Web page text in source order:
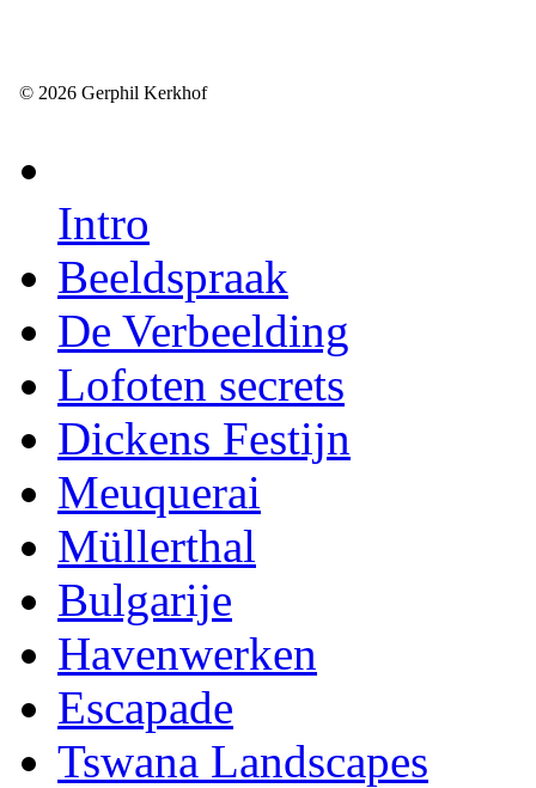
© 2026 Gerphil Kerkhof
Intro
Beeldspraak
De Verbeelding
Lofoten secrets
Dickens Festijn
Meuquerai
Müllerthal
Bulgarije
Havenwerken
Escapade
Tswana Landscapes